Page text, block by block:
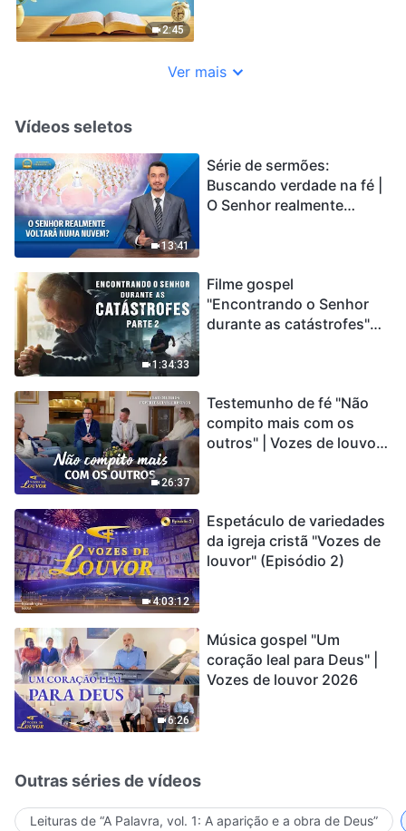
2:45
Ver mais
Vídeos seletos
13:41
Série de sermões:
Buscando verdade na fé |
O Senhor realmente
1:34:33
Filme gospel
"Encontrando o Senhor
durante as catástrofes"
catástrofes ccontecem, a
humanidade está
entrando em contagem
26:37
Testemunho de fé "Não
compito mais com os
outros" | Vozes de louvor
4:03:12
Espetáculo de variedades
da igreja cristã "Vozes de
louvor" (Episódio 2)
6:26
Música gospel "Um
coração leal para Deus" |
Vozes de louvor 2026
Outras séries de vídeos
Leituras de “A Palavra, vol. 1: A aparição e a obra de Deus”